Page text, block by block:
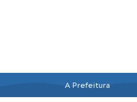
A Prefeitura